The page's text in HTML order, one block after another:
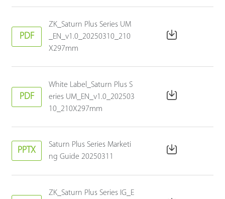
PDF
ZK_Saturn Plus Series UM
_EN_v1.0_20250310_210
X297mm
PDF
White Label_Saturn Plus S
eries UM_EN_v1.0_202503
10_210X297mm
PPTX
Saturn Plus Series Marketi
ng Guide 20250311
ZK_Saturn Plus Series IG_E